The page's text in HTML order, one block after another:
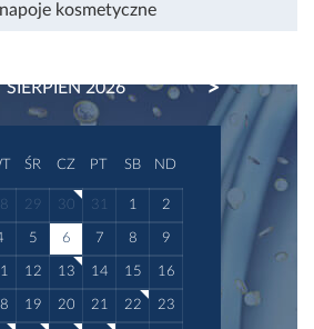
napoje kosmetyczne
SIERPIEŃ 2026 NEXT
ŚR CZ PT SB ND
29 30 31 1 2
5 6 7 8 9
12 13 14 15 16
19 20 21 22 23